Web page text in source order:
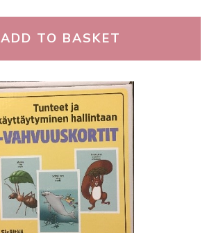
ADD TO BASKET